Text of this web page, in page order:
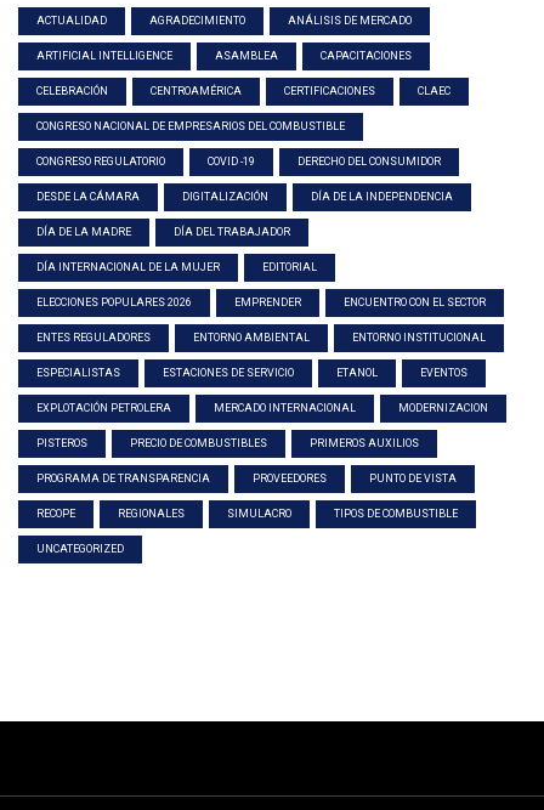
ACTUALIDAD AGRADECIMIENTO ANÁLISIS DE MERCADO
ARTIFICIAL INTELLIGENCE ASAMBLEA CAPACITACIONES
CELEBRACIÓN CENTROAMÉRICA CERTIFICACIONES CLAEC
CONGRESO NACIONAL DE EMPRESARIOS DEL COMBUSTIBLE
CONGRESO REGULATORIO COVID -19 DERECHO DEL CONSUMIDOR
DESDE LA CÁMARA DIGITALIZACIÓN DÍA DE LA INDEPENDENCIA
DÍA DE LA MADRE DÍA DEL TRABAJADOR
DÍA INTERNACIONAL DE LA MUJER EDITORIAL
ELECCIONES POPULARES 2026 EMPRENDER ENCUENTRO CON EL SECTOR
ENTES REGULADORES ENTORNO AMBIENTAL ENTORNO INSTITUCIONAL
ESPECIALISTAS ESTACIONES DE SERVICIO ETANOL EVENTOS
EXPLOTACIÓN PETROLERA MERCADO INTERNACIONAL MODERNIZACION
PISTEROS PRECIO DE COMBUSTIBLES PRIMEROS AUXILIOS
PROGRAMA DE TRANSPARENCIA PROVEEDORES PUNTO DE VISTA
RECOPE REGIONALES SIMULACRO TIPOS DE COMBUSTIBLE
UNCATEGORIZED